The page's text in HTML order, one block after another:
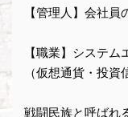
【管理人】会社員
【職業】システ
（仮想通貨・投資
戦闘民族と呼ばれ